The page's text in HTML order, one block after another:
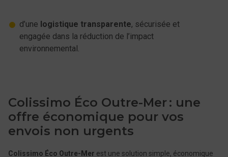
d’une logistique transparente, sécurisée et
engagée dans la réduction de l’impact
environnemental.
Colissimo Éco Outre-Mer : une
offre économique pour vos
envois non urgents
Colissimo Éco Outre-Mer est une solution simple, économique